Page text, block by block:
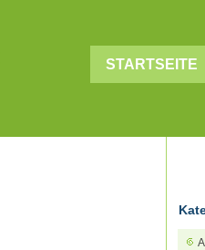
STARTSEITE